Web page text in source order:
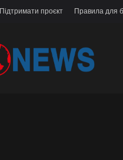
Підтримати проєкт Правила для